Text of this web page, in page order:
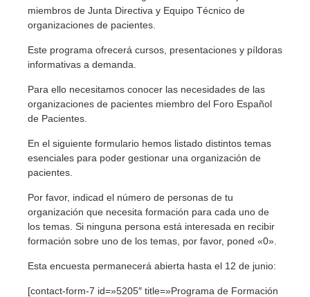
miembros de Junta Directiva y Equipo Técnico de
organizaciones de pacientes.
Este programa ofrecerá cursos, presentaciones y píldoras
informativas a demanda.
Para ello necesitamos conocer las necesidades de las
organizaciones de pacientes miembro del Foro Español
de Pacientes.
En el siguiente formulario hemos listado distintos temas
esenciales para poder gestionar una organización de
pacientes.
Por favor, indicad el número de personas de tu
organización que necesita formación para cada uno de
los temas. Si ninguna persona está interesada en recibir
formación sobre uno de los temas, por favor, poned «0».
Esta encuesta permanecerá abierta hasta el 12 de junio:
[contact-form-7 id=»5205″ title=»Programa de Formación